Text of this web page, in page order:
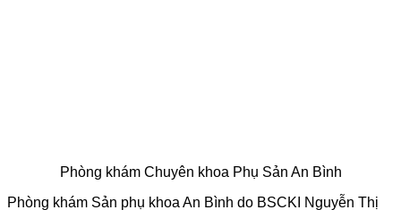
Phòng khám Chuyên khoa Phụ Sản An Bình
Phòng khám Sản phụ khoa An Bình do BSCKI Nguyễn Thị